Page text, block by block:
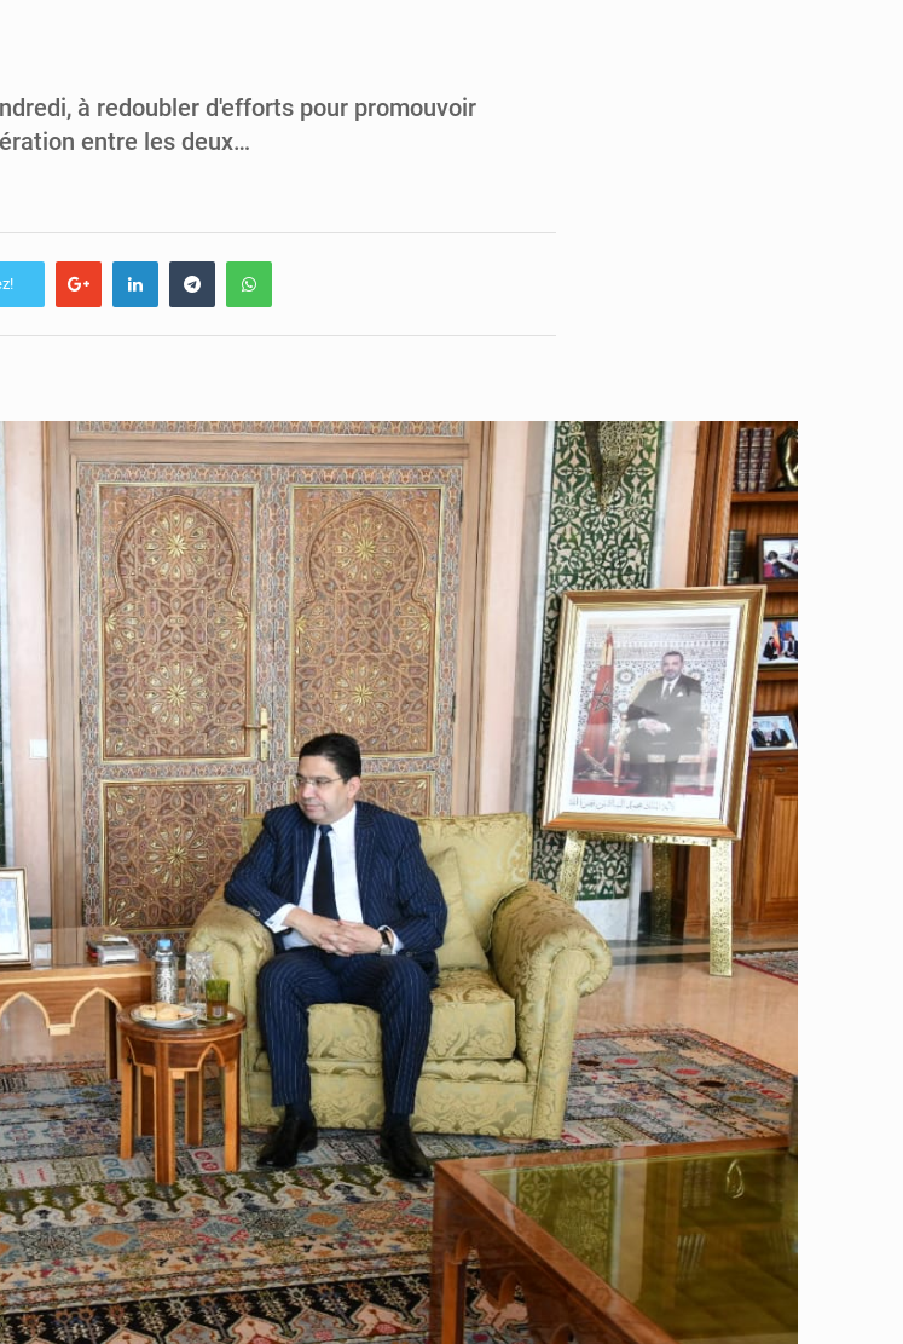
à redoubler d'efforts pour promouvoir
entre les deux…